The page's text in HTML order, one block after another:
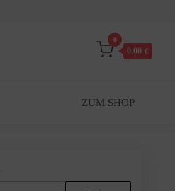
0
0,00 €
ZUM SHOP